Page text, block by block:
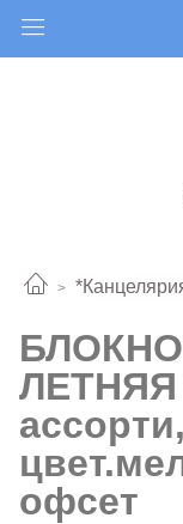
офсет